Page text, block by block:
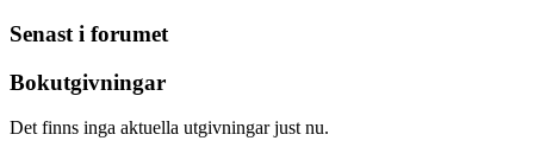
Senast i forumet
Bokutgivningar
Det finns inga aktuella utgivningar just nu.